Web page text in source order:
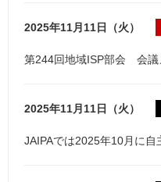
2025年11月11日（火）
第244回地域ISP部会 会議
2025年11月11日（火）
JAIPAでは2025年10月に自